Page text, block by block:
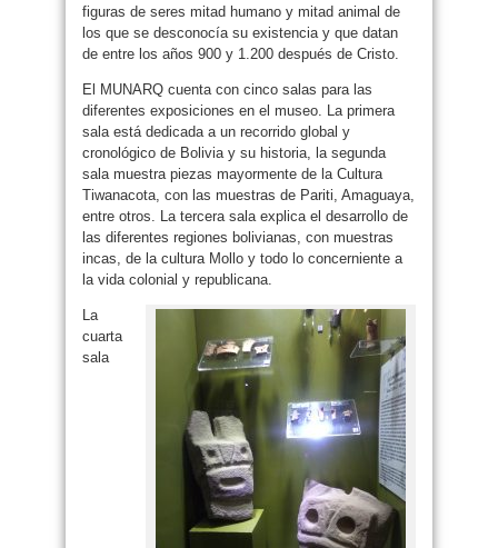
figuras de seres mitad humano y mitad animal de
los que se desconocía su existencia y que datan
de entre los años 900 y 1.200 después de Cristo.
El MUNARQ cuenta con cinco salas para las
diferentes exposiciones en el museo. La primera
sala está dedicada a un recorrido global y
cronológico de Bolivia y su historia, la segunda
sala muestra piezas mayormente de la Cultura
Tiwanacota, con las muestras de Pariti, Amaguaya,
entre otros. La tercera sala explica el desarrollo de
las diferentes regiones bolivianas, con muestras
incas, de la cultura Mollo y todo lo concerniente a
la vida colonial y republicana.
La
cuarta
sala